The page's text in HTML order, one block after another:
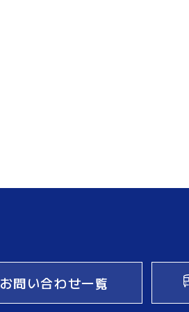
お問い合わせ一覧